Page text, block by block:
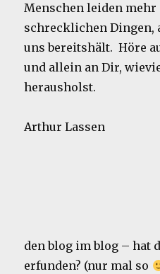
Menschen leiden
schrecklichen
uns bereitshält. Höre
und allein an Dir,
herausholst.
Arthur Lassen
den blog im blog – hat
erfunden? (nur mal so